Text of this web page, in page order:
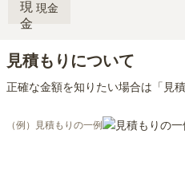
現金
見積もりについて
正確な金額を知りたい場合は「見
（例）見積もりの一例